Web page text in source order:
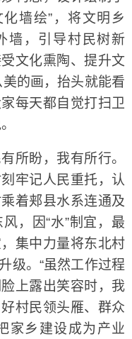
墙绘”，将文明乡
墙，引导村民树新
文化熏陶、提升文
的画，抬头就能看
每天都自觉打扫卫
盼，我有所行。
牢记人民重托，认
着郏县水系连通及
，因“水”制宜，最
集中力量将东北村
级。“虽然工作过程
上露出笑容时，我
村民领头雁、群众
家乡建设成为产业